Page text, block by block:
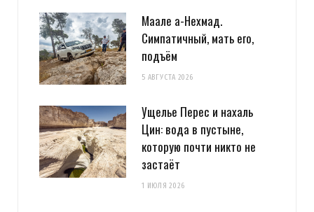
Маале а-Нехмад.
Симпатичный, мать его,
подъём
5 АВГУСТА 2026
Ущелье Перес и нахаль
Цин: вода в пустыне,
которую почти никто не
застаёт
1 ИЮЛЯ 2026